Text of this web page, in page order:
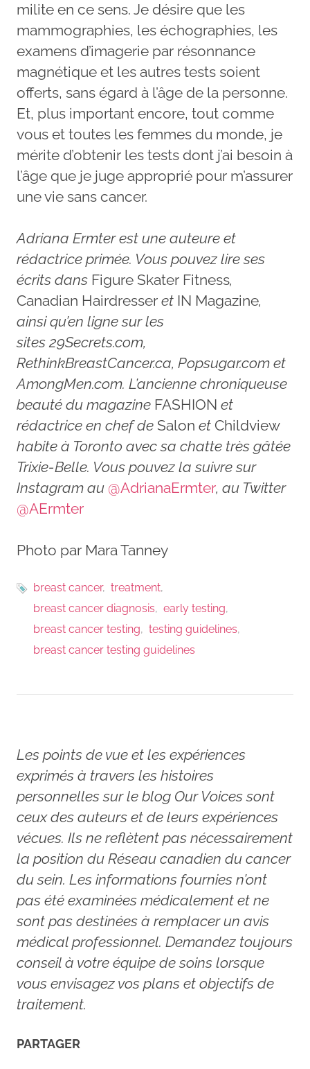
milite en ce sens. Je désire que les
mammographies, les échographies, les
examens d’imagerie par résonnance
magnétique et les autres tests soient
offerts, sans égard à l’âge de la personne.
Et, plus important encore, tout comme
vous et toutes les femmes du monde, je
mérite d’obtenir les tests dont j’ai besoin à
l’âge que je juge approprié pour m’assurer
une vie sans cancer.
Adriana Ermter est une auteure et
rédactrice primée. Vous pouvez lire ses
écrits dans Figure Skater Fitness,
Canadian Hairdresser et IN Magazine,
ainsi qu’en ligne sur les
sites 29Secrets.com,
RethinkBreastCancer.ca, Popsugar.com et
AmongMen.com. L’ancienne chroniqueuse
beauté du magazine FASHION et
rédactrice en chef de Salon et Childview
habite à Toronto avec sa chatte très gâtée
Trixie-Belle. Vous pouvez la suivre sur
Instagram au @AdrianaErmter, au Twitter
@AErmter
Photo par Mara Tanney
breast cancer
treatment
breast cancer diagnosis
early testing
breast cancer testing
testing guidelines
breast cancer testing guidelines
Les points de vue et les expériences
exprimés à travers les histoires
personnelles sur le blog Our Voices sont
ceux des auteurs et de leurs expériences
vécues. Ils ne reflètent pas nécessairement
la position du Réseau canadien du cancer
du sein. Les informations fournies n’ont
pas été examinées médicalement et ne
sont pas destinées à remplacer un avis
médical professionnel. Demandez toujours
conseil à votre équipe de soins lorsque
vous envisagez vos plans et objectifs de
traitement.
PARTAGER